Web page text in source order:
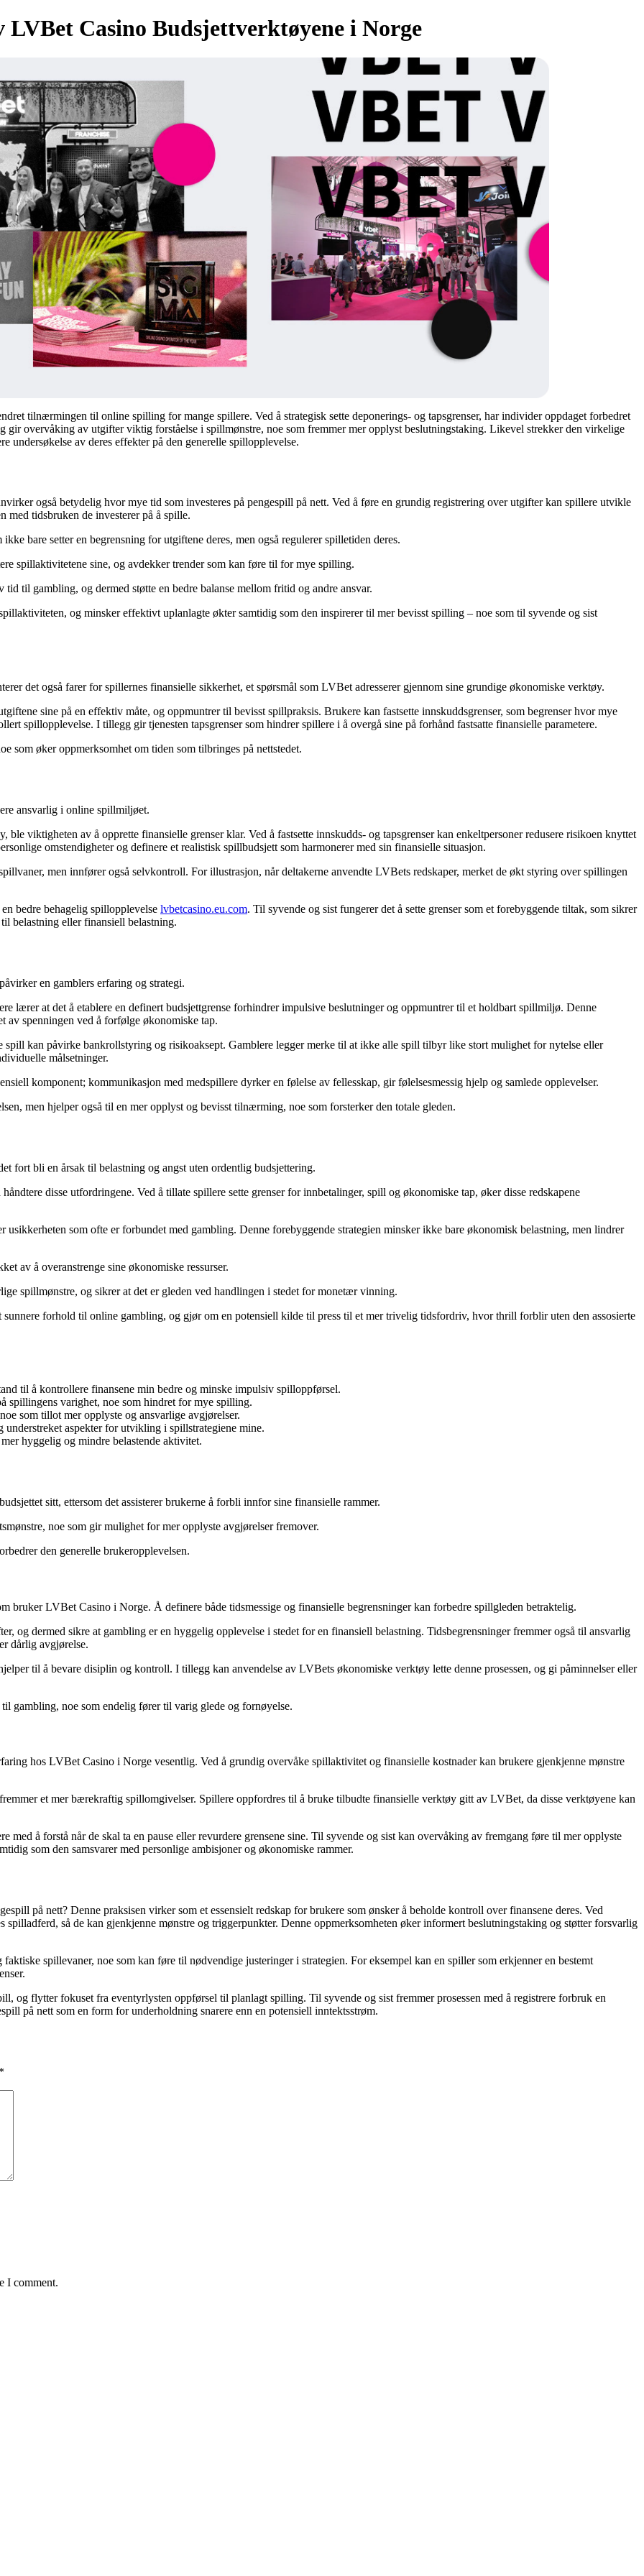
Casino Budsjettverktøyene i Norge
tilnærmingen til online spilling for mange spillere. Ved å strategisk sette deponerings- og tapsgrenser, har individer oppdaget forbedret
overvåking av utgifter viktig forståelse i spillmønstre, noe som fremmer mer opplyst beslutningstaking. Likevel strekker den virkelige
undersøkelse av deres effekter på den generelle spillopplevelse.
også betydelig hvor mye tid som investeres på pengespill på nett. Ved å føre en grundig registrering over utgifter kan spillere utvikle
med tidsbruken de investerer på å spille.
bare setter en begrensning for utgiftene deres, men også regulerer spilletiden deres.
spillaktivitetene sine, og avdekker trender som kan føre til for mye spilling.
til gambling, og dermed støtte en bedre balanse mellom fritid og andre ansvar.
og minsker effektivt uplanlagte økter samtidig som den inspirerer til mer bevisst spilling – noe som til syvende og sist
det også farer for spillernes finansielle sikkerhet, et spørsmål som LVBet adresserer gjennom sine grundige økonomiske verktøy.
sine på en effektiv måte, og oppmuntrer til bevisst spillpraksis. Brukere kan fastsette innskuddsgrenser, som begrenser hvor mye
spillopplevelse. I tillegg gir tjenesten tapsgrenser som hindrer spillere i å overgå sine på forhånd fastsatte finansielle parametere.
som øker oppmerksomhet om tiden som tilbringes på nettstedet.
ansvarlig i online spillmiljøet.
viktigheten av å opprette finansielle grenser klar. Ved å fastsette innskudds- og tapsgrenser kan enkeltpersoner redusere risikoen knyttet
omstendigheter og definere et realistisk spillbudsjett som harmonerer med sin finansielle situasjon.
men innfører også selvkontroll. For illustrasjon, når deltakerne anvendte LVBets redskaper, merket de økt styring over spillingen
bedre behagelig spillopplevelse lvbetcasino.eu.com. Til syvende og sist fungerer det å sette grenser som et forebyggende tiltak, som sikrer
belastning eller finansiell belastning.
en gamblers erfaring og strategi.
lærer at det å etablere en definert budsjettgrense forhindrer impulsive beslutninger og oppmuntrer til et holdbart spillmiljø. Denne
av spenningen ved å forfølge økonomiske tap.
kan påvirke bankrollstyring og risikoaksept. Gamblere legger merke til at ikke alle spill tilbyr like stort mulighet for nytelse eller
målsetninger.
komponent; kommunikasjon med medspillere dyrker en følelse av fellesskap, gir følelsesmessig hjelp og samlede opplevelser.
men hjelper også til en mer opplyst og bevisst tilnærming, noe som forsterker den totale gleden.
fort bli en årsak til belastning og angst uten ordentlig budsjettering.
disse utfordringene. Ved å tillate spillere sette grenser for innbetalinger, spill og økonomiske tap, øker disse redskapene
som ofte er forbundet med gambling. Denne forebyggende strategien minsker ikke bare økonomisk belastning, men lindrer
av å overanstrenge sine økonomiske ressurser.
spillmønstre, og sikrer at det er gleden ved handlingen i stedet for monetær vinning.
forhold til online gambling, og gjør om en potensiell kilde til press til et mer trivelig tidsfordriv, hvor thrill forblir uten den assosierte
til å kontrollere finansene min bedre og minske impulsiv spilloppførsel.
spillingens varighet, noe som hindret for mye spilling.
som tillot mer opplyste og ansvarlige avgjørelser.
aspekter for utvikling i spillstrategiene mine.
hyggelig og mindre belastende aktivitet.
sitt, ettersom det assisterer brukerne å forbli innfor sine finansielle rammer.
noe som gir mulighet for mer opplyste avgjørelser fremover.
den generelle brukeropplevelsen.
bruker LVBet Casino i Norge. Å definere både tidsmessige og finansielle begrensninger kan forbedre spillgleden betraktelig.
og dermed sikre at gambling er en hyggelig opplevelse i stedet for en finansiell belastning. Tidsbegrensninger fremmer også til ansvarlig
dårlig avgjørelse.
til å bevare disiplin og kontroll. I tillegg kan anvendelse av LVBets økonomiske verktøy lette denne prosessen, og gi påminnelser eller
gambling, noe som endelig fører til varig glede og fornøyelse.
hos LVBet Casino i Norge vesentlig. Ved å grundig overvåke spillaktivitet og finansielle kostnader kan brukere gjenkjenne mønstre
et mer bærekraftig spillomgivelser. Spillere oppfordres til å bruke tilbudte finansielle verktøy gitt av LVBet, da disse verktøyene kan
å forstå når de skal ta en pause eller revurdere grensene sine. Til syvende og sist kan overvåking av fremgang føre til mer opplyste
som den samsvarer med personlige ambisjoner og økonomiske rammer.
på nett? Denne praksisen virker som et essensielt redskap for brukere som ønsker å beholde kontroll over finansene deres. Ved
spilladferd, så de kan gjenkjenne mønstre og triggerpunkter. Denne oppmerksomheten øker informert beslutningstaking og støtter forsvarlig
spillevaner, noe som kan føre til nødvendige justeringer i strategien. For eksempel kan en spiller som erkjenner en bestemt
og flytter fokuset fra eventyrlysten oppførsel til planlagt spilling. Til syvende og sist fremmer prosessen med å registrere forbruk en
på nett som en form for underholdning snarere enn en potensiell inntektsstrøm.
*
I comment.